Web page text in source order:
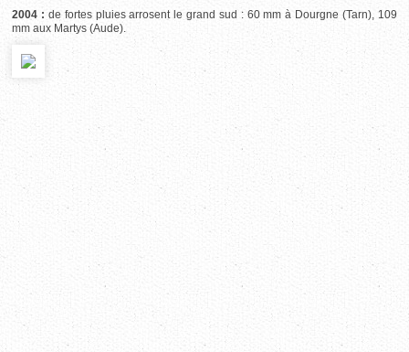
2004 : de fortes pluies arrosent le grand sud : 60 mm à Dourgne (Tarn), 109
mm aux Martys (Aude).